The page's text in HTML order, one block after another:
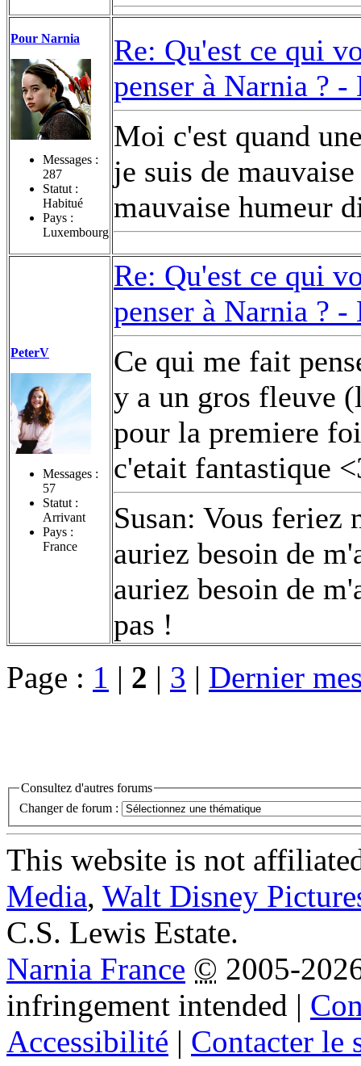
Pour Narnia
Messages :
287
Statut :
Habitué
Pays :
Luxembourg
Re: Qu'est ce qui
penser à Narnia ? -
Moi c'est quand
je suis de
mauvaise humeur
PeterV
Messages :
57
Statut :
Arrivant
Pays :
France
Re: Qu'est ce qui
penser à Narnia ? -
Ce qui me fait
y a un gros fleuve
pour la premiere
c'etait fantastique
Susan: Vous feriez
auriez besoin de
auriez besoin de
pas !
Page : 1 | 2 | 3 | Dernier
Consultez d'autres forums
Changer de forum :
This website is not
Media, Walt Disney
C.S. Lewis Estate.
Narnia France © 2005-
infringement intended |
Accessibilité | Contacter le